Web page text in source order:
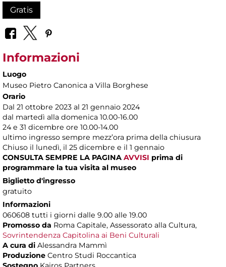
Gratis
Informazioni
Luogo
Museo Pietro Canonica a Villa Borghese
Orario
Dal 21 ottobre 2023 al 21 gennaio 2024
dal martedì alla domenica 10.00-16.00
24 e 31 dicembre ore 10.00-14.00
ultimo ingresso sempre mezz’ora prima della chiusura
Chiuso il lunedì, il 25 dicembre e il 1 gennaio
CONSULTA SEMPRE LA PAGINA AVVISI prima di
programmare la tua visita al museo
Biglietto d'ingresso
gratuito
Informazioni
060608 tutti i giorni dalle 9.00 alle 19.00
Promosso da Roma Capitale, Assessorato alla Cultura,
Sovrintendenza Capitolina ai Beni Culturali
A cura di Alessandra Mammì
Produzione Centro Studi Roccantica